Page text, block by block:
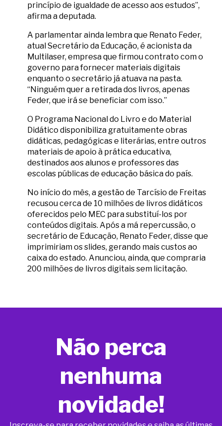
princípio de igualdade de acesso aos estudos”,
afirma a deputada.
A parlamentar ainda lembra que Renato Feder,
atual Secretário da Educação, é acionista da
Multilaser, empresa que firmou contrato com o
governo para fornecer materiais digitais
enquanto o secretário já atuava na pasta.
“Ninguém quer a retirada dos livros, apenas
Feder, que irá se beneficiar com isso.”
O Programa Nacional do Livro e do Material
Didático disponibiliza gratuitamente obras
didáticas, pedagógicas e literárias, entre outros
materiais de apoio à prática educativa,
destinados aos alunos e professores das
escolas públicas de educação básica do país.
No início do mês, a gestão de Tarcísio de Freitas
recusou cerca de 10 milhões de livros didáticos
oferecidos pelo MEC para substituí-los por
conteúdos digitais. Após a má repercussão, o
secretário de Educação, Renato Feder, disse que
imprimiriam os slides, gerando mais custos ao
caixa do estado. Anunciou, ainda, que compraria
200 milhões de livros digitais sem licitação.
Não perca
nenhuma
novidade!